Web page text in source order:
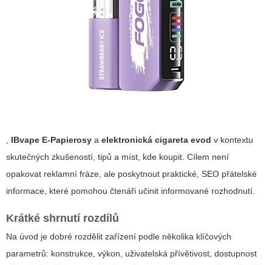
, IBvape E-Papierosy a elektronická cigareta evod v kontextu
skutečných zkušeností, tipů a míst, kde koupit. Cílem není
opakovat reklamní fráze, ale poskytnout praktické, SEO přátelské
informace, které pomohou čtenáři učinit informované rozhodnutí.
Krátké shrnutí rozdílů
Na úvod je dobré rozdělit zařízení podle několika klíčových
parametrů: konstrukce, výkon, uživatelská přívětivost, dostupnost